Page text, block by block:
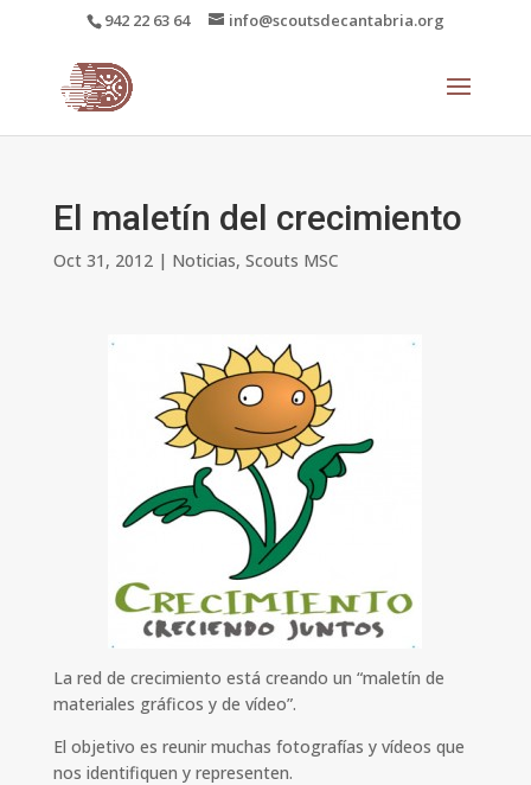
942 22 63 64 info@scoutsdecantabria.org
El maletín del crecimiento
Oct 31, 2012| Noticias, Scouts MSC
La red de crecimiento está creando un “maletín de
materiales gráficos y de vídeo”.
El objetivo es reunir muchas fotografías y vídeos que
nos identifiquen y representen.